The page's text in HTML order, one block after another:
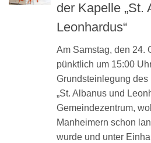
der Kapelle „St.
Leonhardus“
Am Samstag, den 24.
pünktlich um 15:00
Grundsteinlegung
„St. Albanus und
Gemeindezentrum,
Manheimern schon
wurde und unter